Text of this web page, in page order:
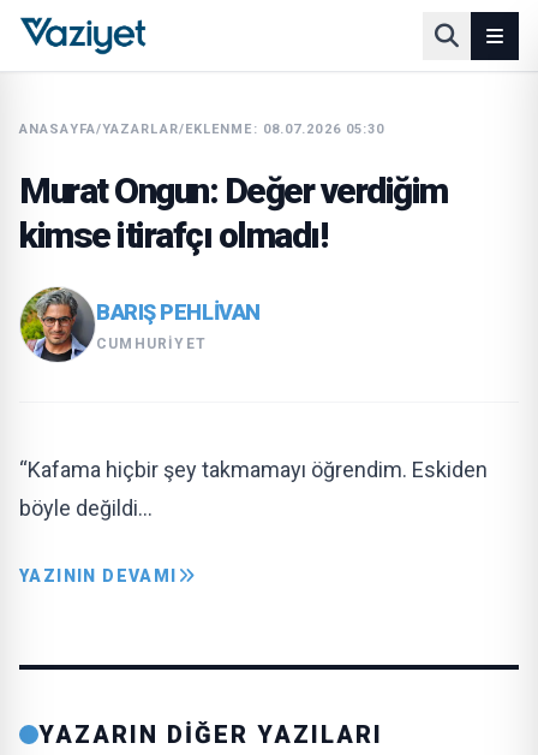
ANASAYFA/YAZARLAR/EKLENME: 08.07.2026 05:30
Murat Ongun: Değer verdiğim
kimse itirafçı olmadı!
BARIŞ PEHLIVAN
CUMHURIYET
“Kafama hiçbir şey takmamayı öğrendim. Eskiden
böyle değildi…
YAZININ DEVAMI
YAZARIN DİĞER YAZILARI